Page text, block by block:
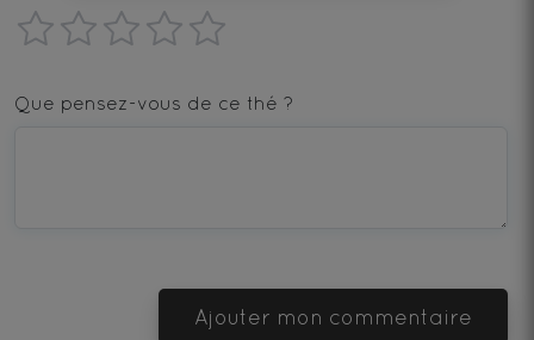
star
—
—
stars
Que pensez-vous de ce thé ?
Ajouter mon commentaire